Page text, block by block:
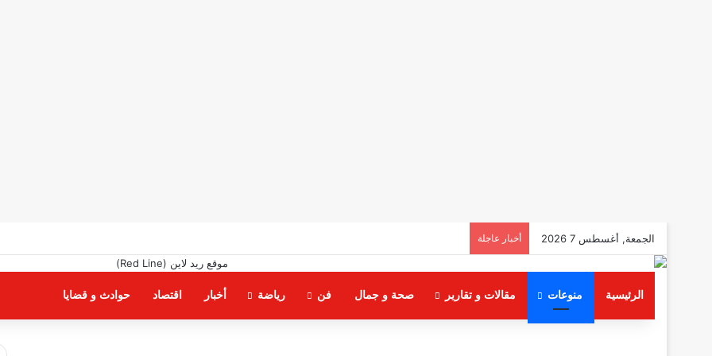
الجمعة, أغسطس 7 2026 أخبار عاجلة
الرئيسية منوعات مقالات و تقارير صحة و جمال فن رياضة أخبار اقتصاد حوادث و قضايا